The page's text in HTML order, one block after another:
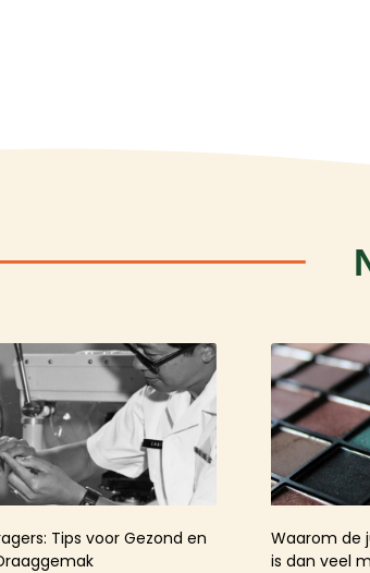
Tips voor Gezond en
Waarom de
is dan veel